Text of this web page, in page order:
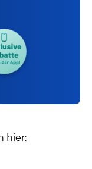
hier: